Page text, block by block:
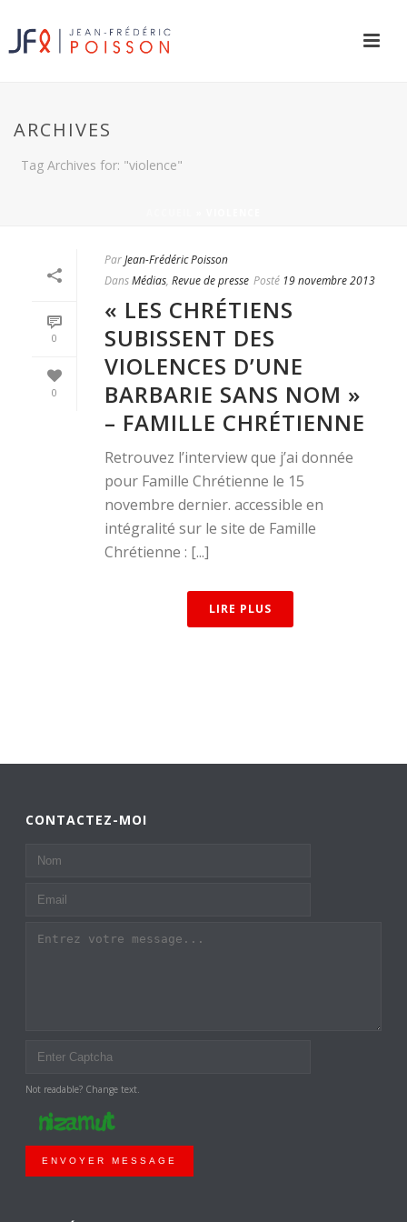
ARCHIVES
Tag Archives for: "violence"
0
0
ParJean-Frédéric Poisson
DansMédias, Revue de presse Posté 19 novembre 2013
« LES CHRÉTIENS
SUBISSENT DES
VIOLENCES D’UNE
BARBARIE SANS NOM »
– FAMILLE CHRÉTIENNE
Retrouvez l’interview que j’ai donnée
pour Famille Chrétienne le 15
novembre dernier. accessible en
intégralité sur le site de Famille
Chrétienne : [...]
LIRE PLUS
CONTACTEZ-MOI
Not readable? Change text.
ENVOYER MESSAGE